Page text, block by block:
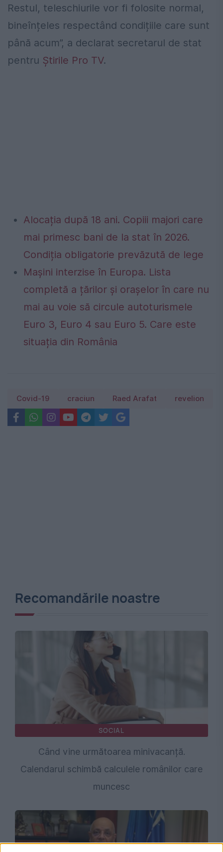
Restul, teleschiurile vor fi folosite normal,
bineînțeles respectând condițiile care sunt
până acum”, a declarat secretarul de stat
pentru Știrile Pro TV.
Alocația după 18 ani. Copiii majori care
mai primesc bani de la stat în 2026.
Condiția obligatorie prevăzută de lege
Mașini interzise în Europa. Lista
completă a țărilor și orașelor în care nu
mai au voie să circule autoturismele
Euro 3, Euro 4 sau Euro 5. Care este
situația din România
Covid-19 craciun Raed Arafat revelion
Recomandările noastre
SOCIAL
Când vine următoarea minivacanță.
Calendarul schimbă calculele românilor care
muncesc